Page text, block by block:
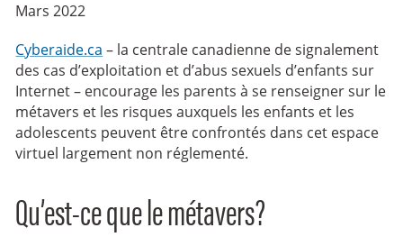
Mars 2022
Cyberaide.ca – la centrale canadienne de signalement
des cas d’exploitation et d’abus sexuels d’enfants sur
Internet – encourage les parents à se renseigner sur le
métavers et les risques auxquels les enfants et les
adolescents peuvent être confrontés dans cet espace
virtuel largement non réglementé.
Qu’est-ce que le métavers?